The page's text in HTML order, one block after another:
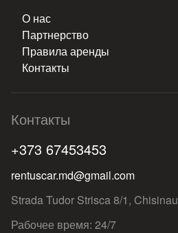
О нас
Партнерство
Правила аренды
Контакты
Контакты
+373 67453453
rentuscar.md@gmail.com
Strada Tudor Strisca 8/1, Chisinau
Рабочее время: 24/7